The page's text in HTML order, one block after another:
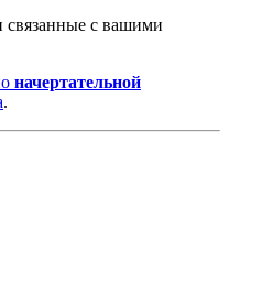
связанные с вашими
начертательной
.